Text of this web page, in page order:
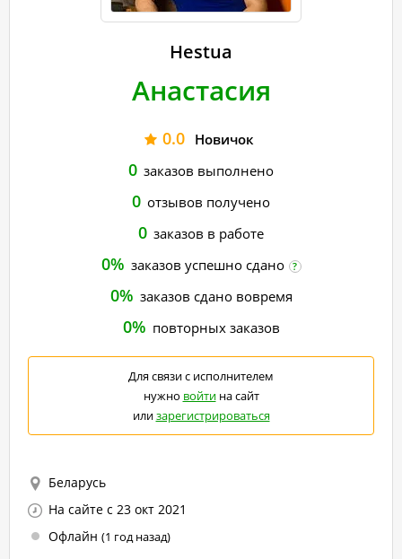
Hestua
Анастасия
0.0 Новичок
0 заказов выполнено
0 отзывов получено
0 заказов в работе
0% заказов успешно сдано ?
0% заказов сдано вовремя
0% повторных заказов
Для связи с исполнителем
нужно войтина сайт
илизарегистрироваться
Беларусь
На сайте с 23 окт 2021
Офлайн (1 год назад)